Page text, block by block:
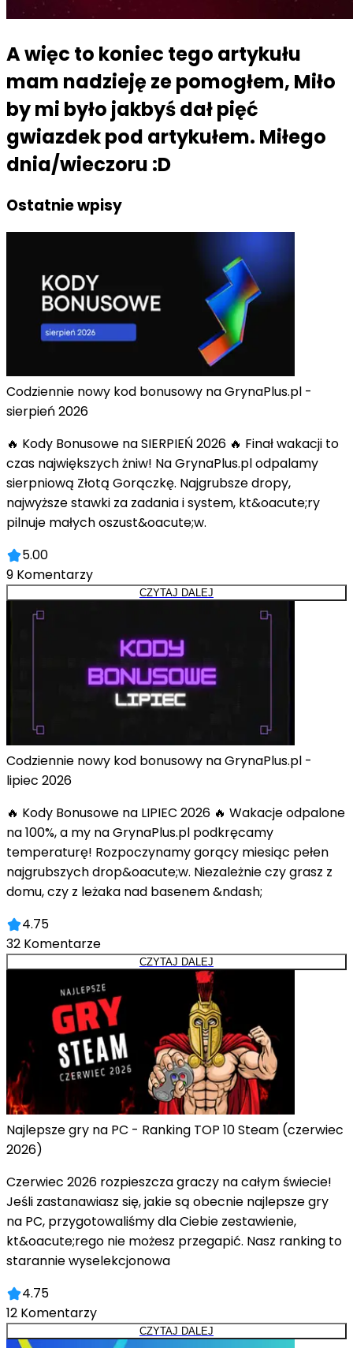
A więc to koniec tego artykułu
mam nadzieję ze pomogłem, Miło
by mi było jakbyś dał pięć
gwiazdek pod artykułem. Miłego
dnia/wieczoru :D
Ostatnie wpisy
Codziennie nowy kod bonusowy na GrynaPlus.pl -
sierpień 2026
🔥 Kody Bonusowe na SIERPIEŃ 2026 🔥 Finał wakacji to
czas największych żniw! Na GrynaPlus.pl odpalamy
sierpniową Złotą Gorączkę. Najgrubsze dropy,
najwyższe stawki za zadania i system, kt&oacute;ry
pilnuje małych oszust&oacute;w.
5.00
9 Komentarzy
CZYTAJ DALEJ
Codziennie nowy kod bonusowy na GrynaPlus.pl -
lipiec 2026
🔥 Kody Bonusowe na LIPIEC 2026 🔥 Wakacje odpalone
na 100%, a my na GrynaPlus.pl podkręcamy
temperaturę! Rozpoczynamy gorący miesiąc pełen
najgrubszych drop&oacute;w. Niezależnie czy grasz z
domu, czy z leżaka nad basenem &ndash;
4.75
32 Komentarze
CZYTAJ DALEJ
Najlepsze gry na PC - Ranking TOP 10 Steam (czerwiec
2026)
Czerwiec 2026 rozpieszcza graczy na całym świecie!
Jeśli zastanawiasz się, jakie są obecnie najlepsze gry
na PC, przygotowaliśmy dla Ciebie zestawienie,
kt&oacute;rego nie możesz przegapić. Nasz ranking to
starannie wyselekcjonowa
4.75
12 Komentarzy
CZYTAJ DALEJ